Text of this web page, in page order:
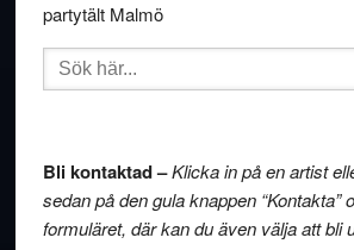
partytält Malmö
Sök
efter:
Bli kontaktad –Klicka in på en artist
sedan på den gula knappen “Kontakta”
formuläret, där kan du även välja att bli